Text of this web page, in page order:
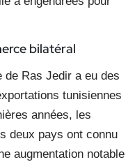
bilatéral
de Ras Jedir a eu des
tunisiennes
années, les
deux pays ont connu
augmentation notable